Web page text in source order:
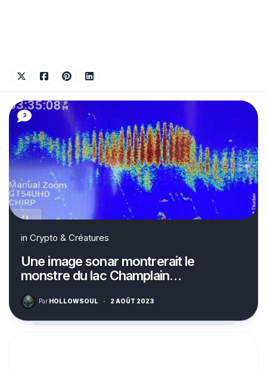
3
in Crypto & Créatures
Une image sonar montrerait le
monstre du lac Champlain…
Par HOLLOWSOUL · 2 AOÛT 2023